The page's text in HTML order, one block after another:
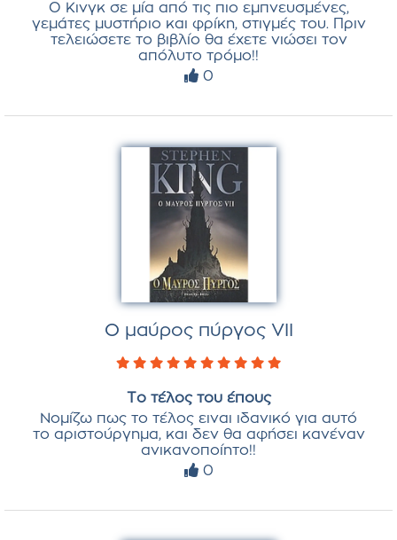
Ο Κινγκ σε μία από τις πιο εμπνευσμένες,
γεμάτες μυστήριο και φρίκη, στιγμές του. Πριν
τελειώσετε το βιβλίο θα έχετε νιώσει τον
απόλυτο τρόμο!!
0
Ο μαύρος πύργος VII
Το τέλος του έπους
Νομίζω πως το τέλος ειναι ιδανικό για αυτό
το αριστούργημα, και δεν θα αφήσει κανέναν
ανικανοποίητο!!
0